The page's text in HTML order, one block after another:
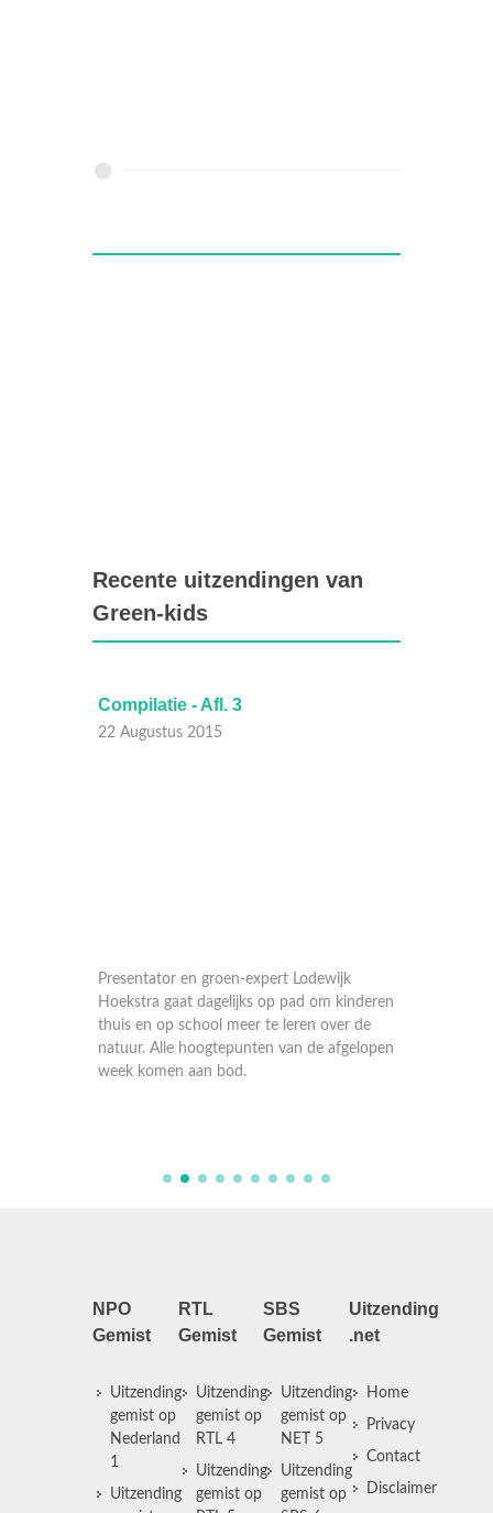
Recente uitzendingen van
Green-kids
Compilatie - Afl. 3
22 Augustus 2015
Presentator en groen-expert Lodewijk
Hoekstra gaat dagelijks op pad om kinderen
thuis en op school meer te leren over de
natuur. Alle hoogtepunten van de afgelopen
week komen aan bod.
NPO
Gemist
Uitzending
gemist op
Nederland
1
Uitzending
RTL
Gemist
Uitzending
gemist op
RTL 4
Uitzending
gemist op
SBS
Gemist
Uitzending
gemist op
NET 5
Uitzending
gemist op
Uitzending
.net
Home
Privacy
Contact
Disclaimer